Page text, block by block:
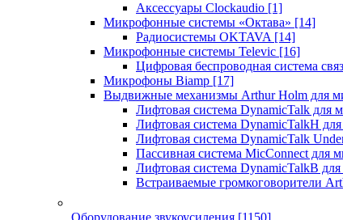
Аксессуары Clockaudio [1]
Микрофонные системы «Октава» [14]
Радиосистемы OKTAVA [14]
Микрофонные системы Televic [16]
Цифровая беспроводная система
Микрофоны Biamp [17]
Выдвижные механизмы Arthur Holm для
Лифтовая система DynamicTalk для
Лифтовая система DynamicTalkH
Лифтовая система DynamicTalk
Пассивная система MicConnect для
Лифтовая система DynamicTalkB
Встраиваемые громкоговорители
Оборудование звукоусиления [1150]